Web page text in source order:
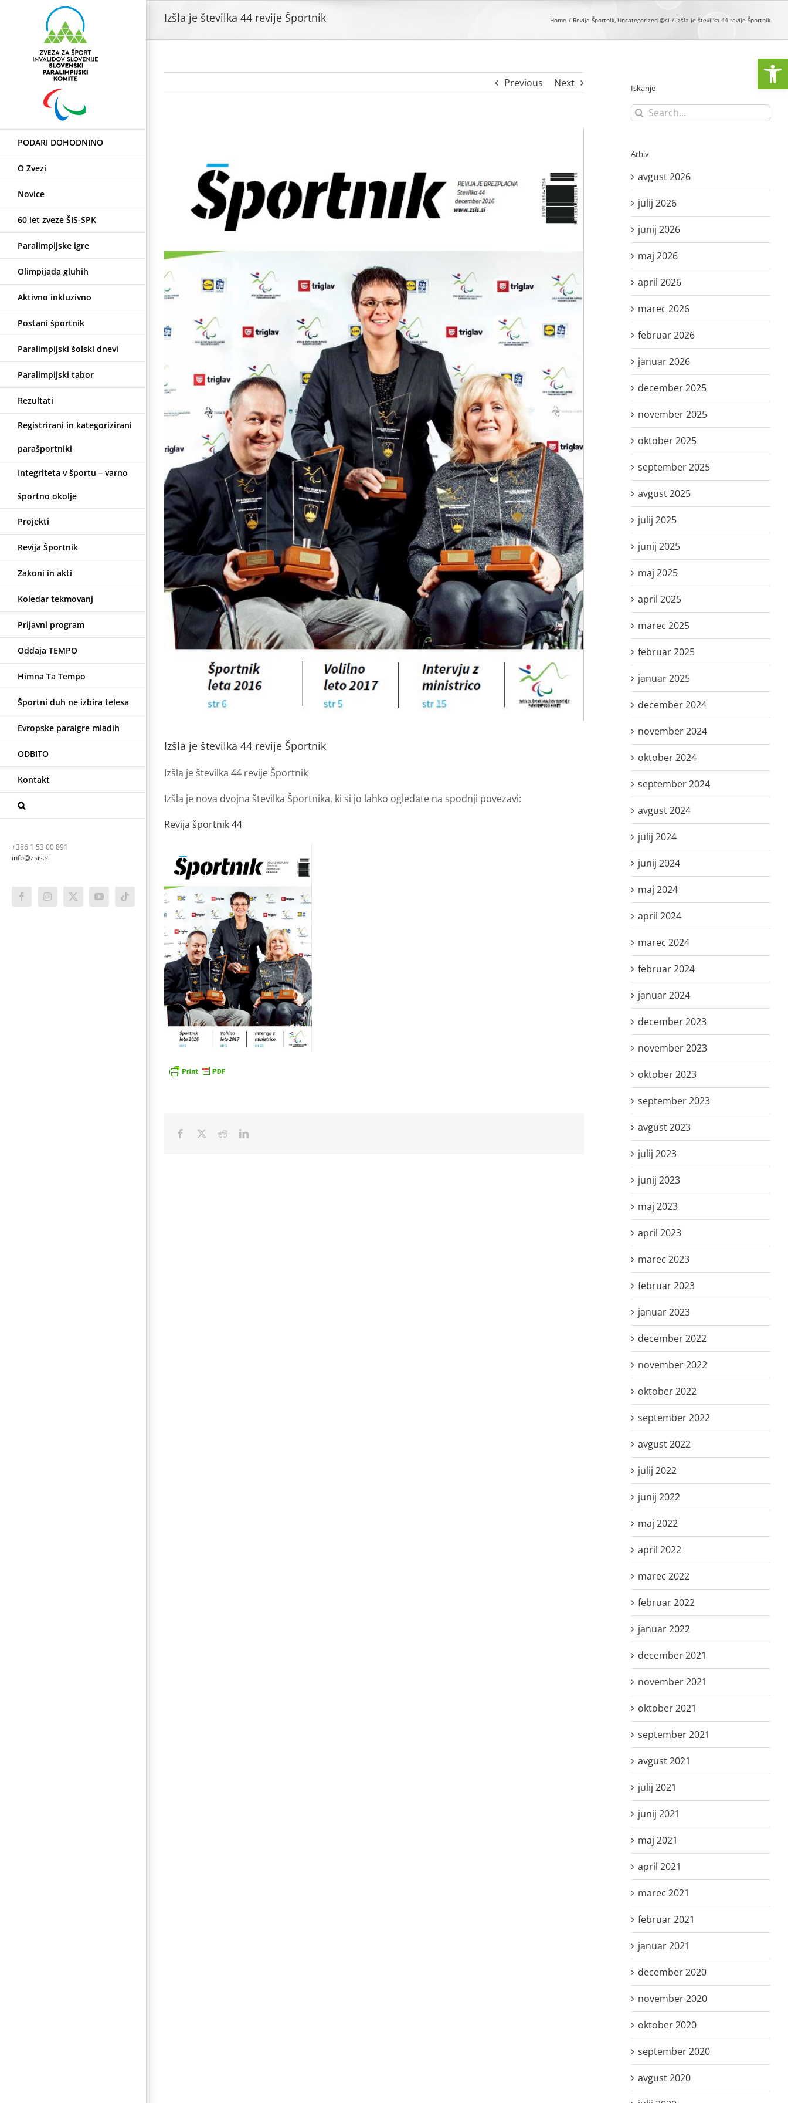
PODARI DOHODNINO
O Zvezi
Novice
60 let zveze ŠIS-SPK
Paralimpijske igre
Olimpijada gluhih
Aktivno inkluzivno
Postani športnik
Paralimpijski šolski dnevi
Paralimpijski tabor
Rezultati
Registrirani in kategorizirani
parašportniki
Integriteta v športu – varno
športno okolje
Projekti
Revija Športnik
Zakoni in akti
Koledar tekmovanj
Prijavni program
Oddaja TEMPO
Himna Ta Tempo
Športni duh ne izbira telesa
Evropske paraigre mladih
ODBITO
Kontakt
+386 1 53 00 891
info@zsis.si
FacebookInstagram
X YouTubeTiktok
Izšla je številka 44 revije Športnik Home Revija Športnik Uncategorized @sl Izšla je številka 44 revije Športnik
Previous Next
Izšla je številka 44 revije Športnik
Izšla je številka 44 revije Športnik
Izšla je nova dvojna številka Športnika, ki si jo lahko ogledate na spodnji povezavi:
Revija športnik 44
Facebook RedditLinkedIn
Iskanje
Search
for:
Arhiv
avgust 2026
julij 2026
junij 2026
maj 2026
april 2026
marec 2026
februar 2026
januar 2026
december 2025
november 2025
oktober 2025
september 2025
avgust 2025
julij 2025
junij 2025
maj 2025
april 2025
marec 2025
februar 2025
januar 2025
december 2024
november 2024
oktober 2024
september 2024
avgust 2024
julij 2024
junij 2024
maj 2024
april 2024
marec 2024
februar 2024
januar 2024
december 2023
november 2023
oktober 2023
september 2023
avgust 2023
julij 2023
junij 2023
maj 2023
april 2023
marec 2023
februar 2023
januar 2023
december 2022
november 2022
oktober 2022
september 2022
avgust 2022
julij 2022
junij 2022
maj 2022
april 2022
marec 2022
februar 2022
januar 2022
december 2021
november 2021
oktober 2021
september 2021
avgust 2021
julij 2021
junij 2021
maj 2021
april 2021
marec 2021
februar 2021
januar 2021
december 2020
november 2020
oktober 2020
september 2020
avgust 2020